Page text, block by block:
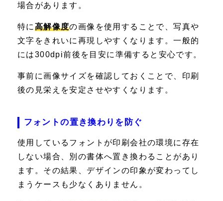
場合があります。
特に 高解像度の画像を使用することで、写真や
文字をきれいに再現しやすくなります。一般的
には300dpi前後を目安に準備すると安心です。
事前に画像サイズを確認しておくことで、印刷
後の見栄えを安定させやすくなります。
フォントの置き換わりを防ぐ
使用しているフォントが印刷会社の環境に存在
しない場合、別の書体へ置き換わることがあり
ます。その結果、デザインの印象が変わってし
まうケースも少なくありません。